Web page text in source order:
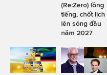
(Re:Zero) lồng
tiếng, chốt lịch
lên sóng đầu
năm 2027